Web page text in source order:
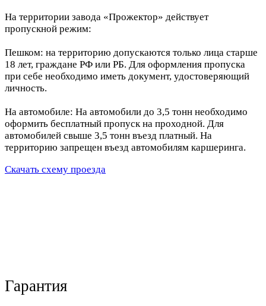
На территории завода «Прожектор» действует
пропускной режим:
Пешком: на территорию допускаются только лица старше
18 лет, граждане РФ или РБ. Для оформления пропуска
при себе необходимо иметь документ, удостоверяющий
личность.
На автомобиле: На автомобили до 3,5 тонн необходимо
оформить бесплатный пропуск на проходной. Для
автомобилей свыше 3,5 тонн въезд платный. На
территорию запрещен въезд автомобилям каршеринга.
Скачать схему проезда
Гарантия